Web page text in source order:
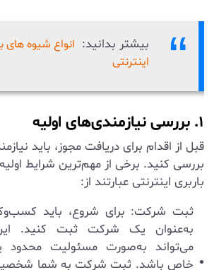
بیشتر بدانید: انواع شیوه های
اینترنتی
۱. بررسی نیازمندی‌های اولیه
قبل از اقدام برای دریافت مجوز، باید
بررسی کنید. برخی از مهم‌ترین شرایط
باربری اینترنتی عبارتند از:
ثبت شرکت: برای شروع، باید
به‌عنوان یک شرکت ثبت کنید.
می‌تواند به‌صورت مسئولیت محدود
خاص باشد. ثبت شرکت به شما